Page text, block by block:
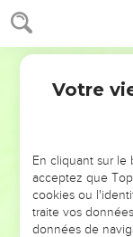
NE
ET SI LEURS
Votre
En cliquant sur le
acceptez que
cookies ou
traite vos
données de